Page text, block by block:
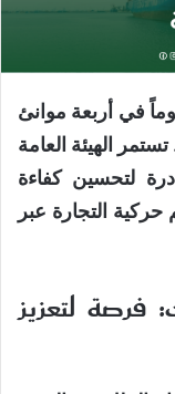
إعفاء رسوم الترانزيت لمدة 15 يوماً في أربعة موانئ
الهيئة العامة
لتحسين كفاءة
التجارة عبر
فرصة لتعزيز